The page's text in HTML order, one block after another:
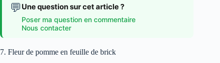
💬 Une question sur cet article ?
Poser ma question en commentaire
Nous contacter
7. Fleur de pomme en feuille de brick